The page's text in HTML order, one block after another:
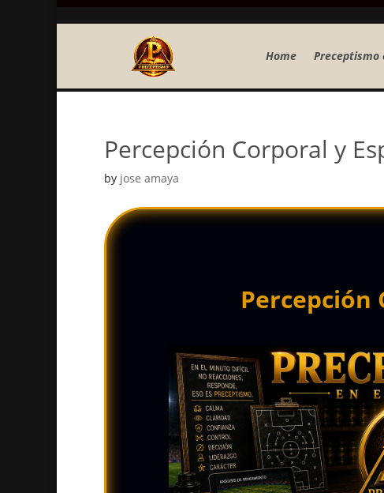
Home Preceptismo
Percepción Corporal y
by jose amaya
Percepción